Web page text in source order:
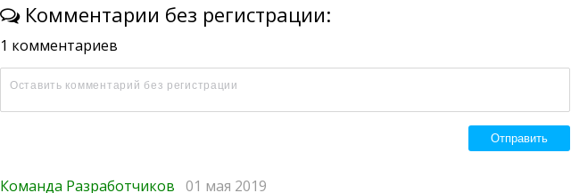
Комментарии без регистрации:
1 комментариев
Команда Разработчиков 01 мая 2019